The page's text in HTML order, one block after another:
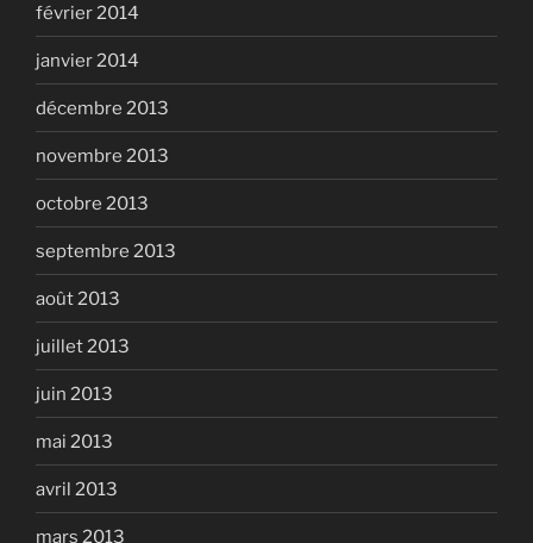
février 2014
janvier 2014
décembre 2013
novembre 2013
octobre 2013
septembre 2013
août 2013
juillet 2013
juin 2013
mai 2013
avril 2013
mars 2013